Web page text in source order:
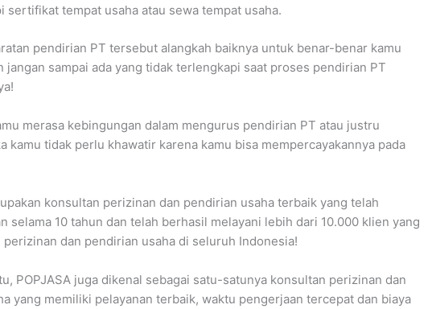
sertifikat tempat usaha atau sewa tempat usaha.
pendirian PT tersebut alangkah baiknya untuk benar-benar kamu
jangan sampai ada yang tidak terlengkapi saat proses pendirian PT
merasa kebingungan dalam mengurus pendirian PT atau justru
kamu tidak perlu khawatir karena kamu bisa mempercayakannya pada
konsultan perizinan dan pendirian usaha terbaik yang telah
selama 10 tahun dan telah berhasil melayani lebih dari 10.000 klien yang
perizinan dan pendirian usaha di seluruh Indonesia!
POPJASA juga dikenal sebagai satu-satunya konsultan perizinan dan
yang memiliki pelayanan terbaik, waktu pengerjaan tercepat dan biaya